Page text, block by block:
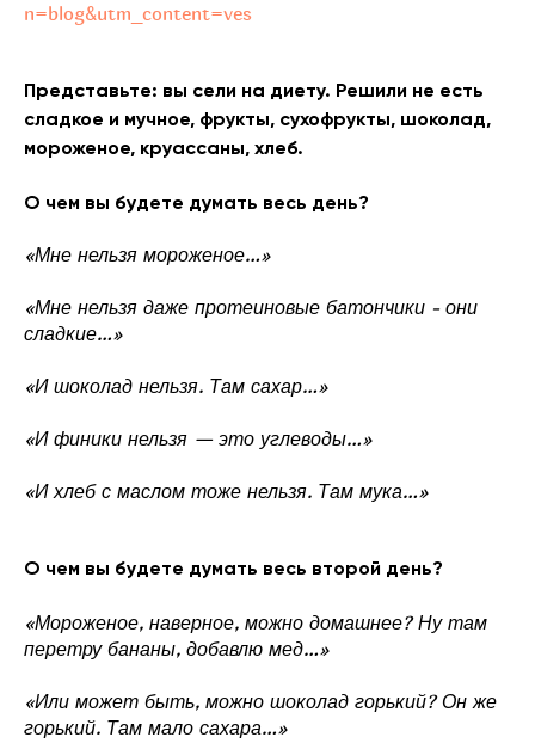
n=blog&utm_content=ves
Представьте: вы сели на диету. Решили не есть
сладкое и мучное, фрукты, сухофрукты, шоколад,
мороженое, круассаны, хлеб.
О чем вы будете думать весь день?
«Мне нельзя мороженое…»
«Мне нельзя даже протеиновые батончики - они
сладкие…»
«И шоколад нельзя. Там сахар…»
«И финики нельзя — это углеводы…»
«И хлеб с маслом тоже нельзя. Там мука…»
О чем вы будете думать весь второй день?
«Мороженое, наверное, можно домашнее? Ну там
перетру бананы, добавлю мед…»
«Или может быть, можно шоколад горький? Он же
горький. Там мало сахара…»